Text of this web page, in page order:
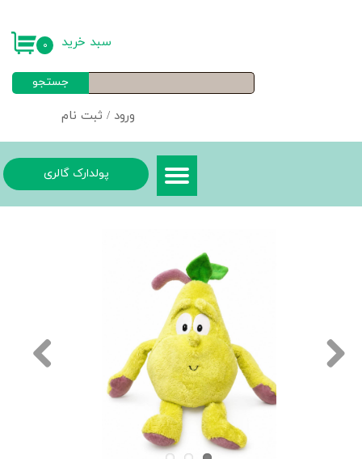
ورود / ثبت نام
خروج از حساب کاربری
جستجو
۰ سبد خرید
پولدارک گالری